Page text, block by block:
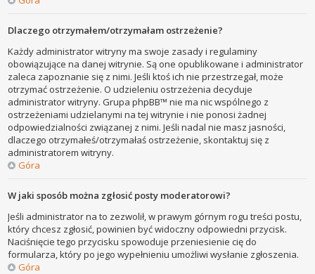
Dlaczego otrzymałem/otrzymałam ostrzeżenie?
Każdy administrator witryny ma swoje zasady i regulaminy
obowiązujące na danej witrynie. Są one opublikowane i administrator
zaleca zapoznanie się z nimi. Jeśli ktoś ich nie przestrzegał, może
otrzymać ostrzeżenie. O udzieleniu ostrzeżenia decyduje
administrator witryny. Grupa phpBB™ nie ma nic wspólnego z
ostrzeżeniami udzielanymi na tej witrynie i nie ponosi żadnej
odpowiedzialności związanej z nimi. Jeśli nadal nie masz jasności,
dlaczego otrzymałeś/otrzymałaś ostrzeżenie, skontaktuj się z
administratorem witryny.
Góra
W jaki sposób można zgłosić posty moderatorowi?
Jeśli administrator na to zezwolił, w prawym górnym rogu treści postu,
który chcesz zgłosić, powinien być widoczny odpowiedni przycisk.
Naciśnięcie tego przycisku spowoduje przeniesienie cię do
formularza, który po jego wypełnieniu umożliwi wysłanie zgłoszenia.
Góra